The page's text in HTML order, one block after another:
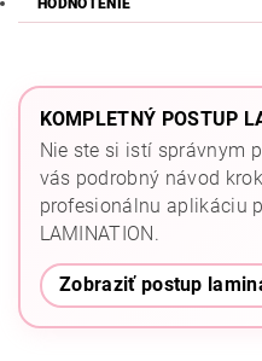
HODNOTENIE
KOMPLETNÝ POSTUP
Nie ste si istí správnym
vás podrobný návod
profesionálnu aplikáciu
LAMINATION.
Zobraziť postup